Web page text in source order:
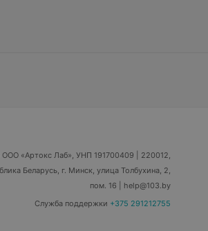
«Артокс Лаб», УНП 191700409 | 220012,
Беларусь, г. Минск, улица Толбухина, 2,
пом. 16 | help@103.by
Служба поддержки +375 291212755